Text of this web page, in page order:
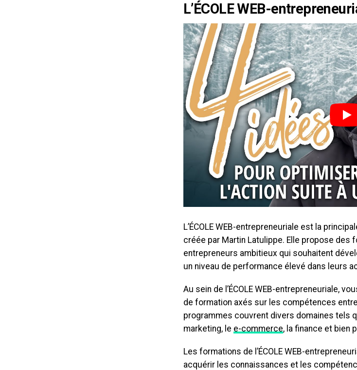
L’ÉCOLE WEB-
L’ÉCOLE WEB-entrepreneuriale est la
créée par Martin Latulippe. Elle propose des
entrepreneurs ambitieux qui souhaitent
un niveau de performance élevé dans leurs
Au sein de l’ÉCOLE WEB-entrepreneuriale,
de formation axés sur les compétences
programmes couvrent divers domaines tels
marketing, le e-commerce, la finance et bien
Les formations de l’ÉCOLE WEB-
acquérir les connaissances et les